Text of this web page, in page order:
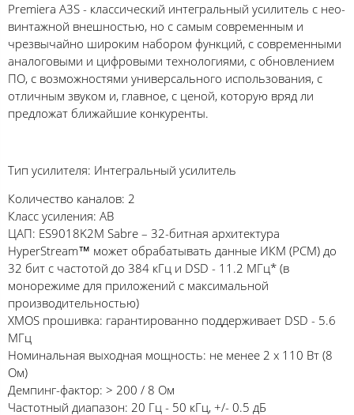
Premiera A3S - классический интегральный усилитель с нео-
винтажной внешностью, но с самым современным и
чрезвычайно широким набором функций, с современными
аналоговыми и цифровыми технологиями, с обновлением
ПО, с возможностями универсального использования, с
отличным звуком и, главное, с ценой, которую вряд ли
предложат ближайшие конкуренты.
Тип усилителя: Интегральный усилитель
Количество каналов: 2
Класс усиления: AB
ЦАП: ES9018K2M Sabre – 32-битная архитектура
HyperStream™ может обрабатывать данныe ИКМ (PCM) до
32 бит с частотой до 384 кГц и DSD - 11.2 МГц* (в
монорежиме для приложений с максимальной
производительностью)
XMOS прошивка: гарантированно поддерживает DSD - 5.6
МГц
Номинальная выходная мощность: не менее 2 x 110 Вт (8
Ом)
Демпинг-фактор: > 200 / 8 Ом
Частотный диапазон: 20 Гц - 50 кГц, +/- 0.5 дБ